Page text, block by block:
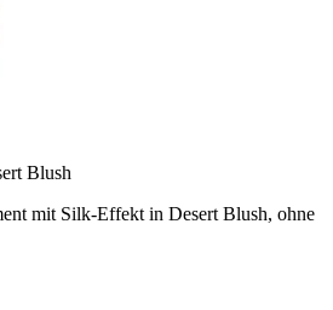
Blush
mit Silk-Effekt in Desert Blush, ohne